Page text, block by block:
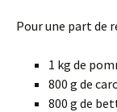
Pour une part de
1 kg de
800 g de
800 g de